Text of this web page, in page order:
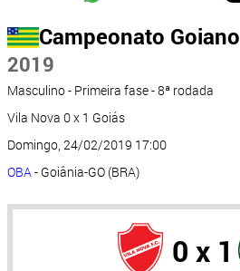
Campeonato Goiano
2019
Masculino - Primeira fase - 8ª rodada
Vila Nova 0 x 1 Goiás
Domingo, 24/02/2019 17:00
OBA- Goiânia-GO (BRA)
0 x 1